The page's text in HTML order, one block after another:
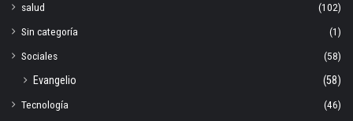
salud
(102)
Sin categoría
(1)
Sociales
(58)
Evangelio
(58)
Tecnología
(46)